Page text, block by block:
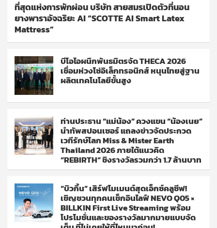
ที่สุดแห่งการพักผ่อน บริษัท สายสมรเปิดตัวที่นอน
ยางพาราอัจฉริยะ AI “SCOTTE AI Smart Latex
Mattress”
บีโอไอผนึกพันธมิตรจัด THECA 2026
เชื่อมห่วงโซ่อิเล็กทรอนิกส์ หนุนไทยสู่ฐาน
ผลิตเทคโนโลยีขั้นสูง
ท่านประธาน “แม่น้อง” ควงแขน “น้องเนย”
นำทัพสปอนเซอร์ แถลงข่าวจัดประกวด
เวทีรักษ์โลก Miss & Mister Earth
Thailand 2026 ภายใต้แนวคิด
“REBIRTH” ชิงรางวัลรวมกว่า 1.7 ล้านบาท
“บิวกิ้น” เสิร์ฟโมเมนต์สุดเอ็กซ์คลูซีฟ!
เชิญชวนทุกคนเช็กอินไลฟ์ NEVO Q05 ×
BILLKIN First Live Streaming พร้อม
โปรโมชั่นและของรางวัลมากมายแบบจัด